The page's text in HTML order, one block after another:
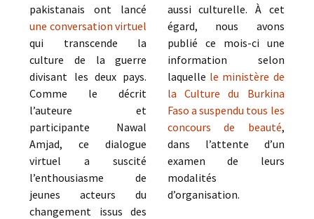
pakistanais ont lancé
une conversation virtuel
qui transcende la
culture de la guerre
divisant les deux pays.
Comme le décrit
l’auteure et
participante Nawal
Amjad, ce dialogue
virtuel a suscité
l’enthousiasme de
jeunes acteurs du
changement issus des
aussi culturelle. À cet
égard, nous avons
publié ce mois-ci une
information selon
laquelle le ministère de
la Culture du Burkina
Faso a suspendu tous les
concours de beauté,
dans l’attente d’un
examen de leurs
modalités
d’organisation.